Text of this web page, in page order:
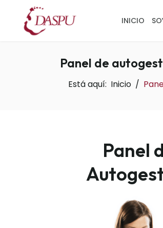
INICIO
Panel de
Está aquí: Inicio
Panel